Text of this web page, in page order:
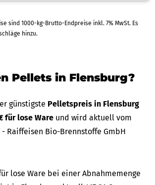
1000-kg-Brutto-Endpreise inkl. 7% MwSt. Es
kommen keine Aufschläge hinzu.
Pellets in Flensburg?
günstigste Pelletspreis in Flensburg
für lose Ware und wird aktuell vom
Raiffeisen Bio-Brennstoffe GmbH
lose Ware bei einer Abnahmemenge